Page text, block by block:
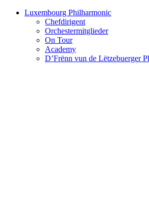
Luxembourg Philharmonic
Chefdirigent
Orchestermitglieder
On Tour
Academy
D’Frënn vun de Lëtzebuerger